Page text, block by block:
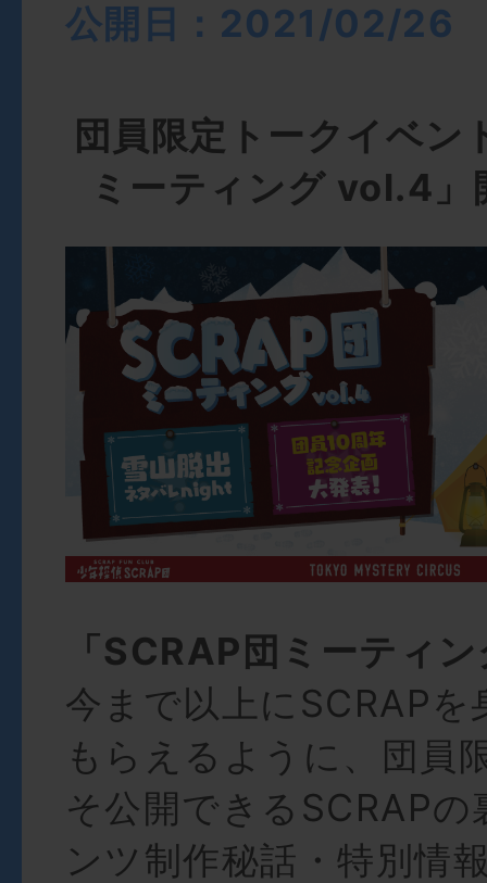
公開日：2021/02/26
団員限定トークイベン
ミーティング vol.4」
「SCRAP団ミーティ
今まで以上にSCRAPを
もらえるように、団員
そ公開できるSCRAP
ンツ制作秘話・特別情